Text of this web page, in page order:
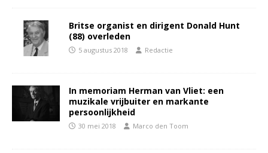
Britse organist en dirigent Donald Hunt
(88) overleden
5 augustus 2018 Redactie
In memoriam Herman van Vliet: een
muzikale vrijbuiter en markante
persoonlijkheid
30 mei 2018 Marco den Toom